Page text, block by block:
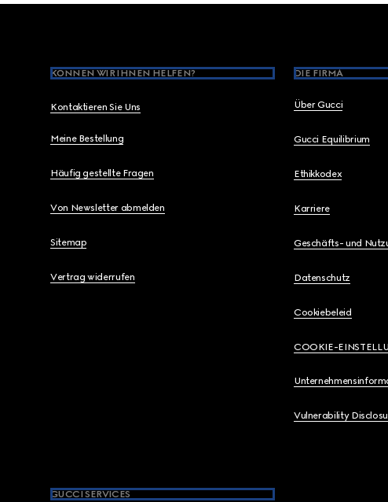
KÖNNEN WIR IHNEN HELFEN?
Kontaktieren Sie Uns
Meine Bestellung
Häufig gestellte Fragen
Von Newsletter abmelden
Sitemap
Vertrag widerrufen
DIE FIRMA
Über Gucci
Gucci Equilibrium
Ethikkodex
Karriere
Geschäfts- und
Datenschutz
Cookiebeleid
COOKIE-
Vulnerability
GUCCI SERVICES